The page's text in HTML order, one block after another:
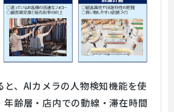
と、AIカメラの人物検知機能を使
年齢層・店内での動線・滞在時間